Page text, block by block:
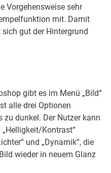
Vorgehensweise sehr
mit. Damit
gut der Hintergrund
gibt es im Menü „Bild“
alle drei Optionen
dunkel. Der Nutzer kann
„Helligkeit/Kontrast“
und „Dynamik“, die
wieder in neuem Glanz